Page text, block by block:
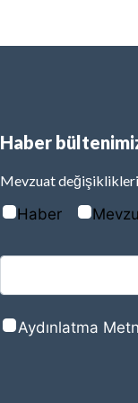
Haber
Mevzuat
Haber
Aydınlatma